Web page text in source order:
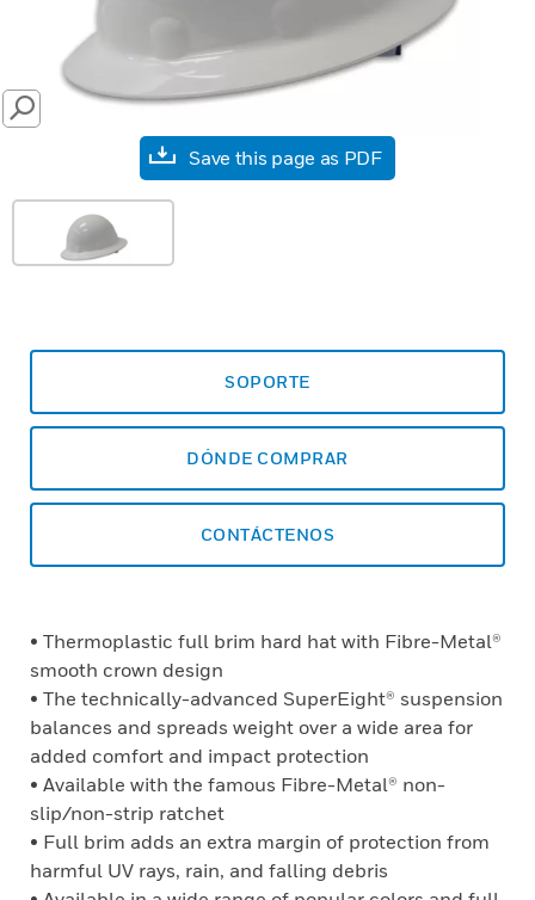
SEARCH
Save this page as PDF
SOPORTE
DÓNDE COMPRAR
CONTÁCTENOS
• Thermoplastic full brim hard hat with Fibre-Metal®
smooth crown design
• The technically-advanced SuperEight® suspension
balances and spreads weight over a wide area for
added comfort and impact protection
• Available with the famous Fibre-Metal® non-
slip/non-strip ratchet
• Full brim adds an extra margin of protection from
harmful UV rays, rain, and falling debris